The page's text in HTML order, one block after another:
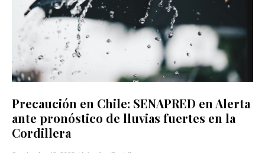
Precaución en Chile: SENAPRED en Alerta
ante pronóstico de lluvias fuertes en la
Cordillera